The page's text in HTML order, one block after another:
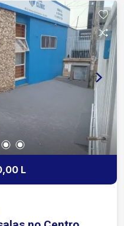
ambientes práticos
a importantes vias de
L